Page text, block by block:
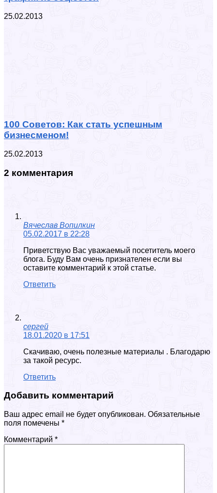
25.02.2013
100 Советов: Как стать успешным
бизнесменом!
25.02.2013
2 комментария
Вячеслав Вопилкин
05.02.2017 в 22:28
Приветствую Вас уважаемый посетитель моего
блога. Буду Вам очень признателен если вы
оставите комментарий к этой статье.
Ответить
сергей
18.01.2020 в 17:51
Скачиваю, очень полезные материалы . Благодарю
за такой ресурс.
Ответить
Добавить комментарий
Ваш адрес email не будет опубликован. Обязательные
поля помечены *
Комментарий *